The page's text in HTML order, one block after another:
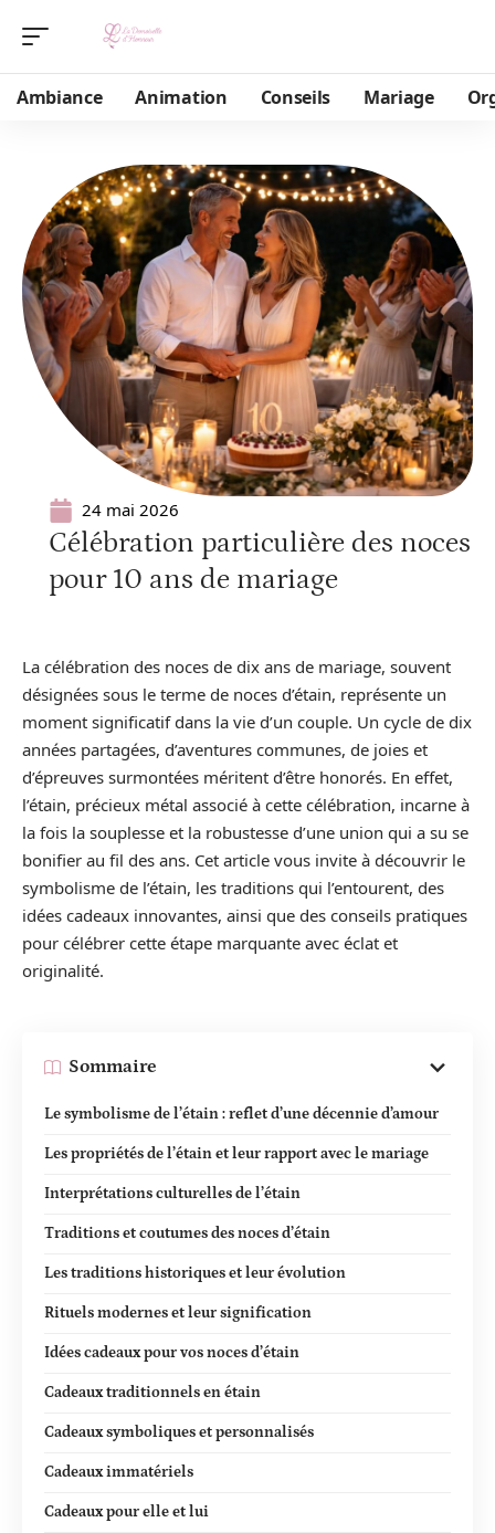
Ambiance Animation Conseils Mariage
24 mai 2026
Célébration particulière des noces
pour 10 ans de mariage
La célébration des noces de dix ans de mariage, souvent
désignées sous le terme de noces d’étain, représente un
moment significatif dans la vie d’un couple. Un cycle de dix
années partagées, d’aventures communes, de joies et
d’épreuves surmontées méritent d’être honorés. En effet,
l’étain, précieux métal associé à cette célébration, incarne à
la fois la souplesse et la robustesse d’une union qui a su se
bonifier au fil des ans. Cet article vous invite à découvrir le
symbolisme de l’étain, les traditions qui l’entourent, des
idées cadeaux innovantes, ainsi que des conseils pratiques
pour célébrer cette étape marquante avec éclat et
originalité.
Sommaire
Le symbolisme de l’étain : reflet d’une décennie d’amour
Les propriétés de l’étain et leur rapport avec le mariage
Interprétations culturelles de l’étain
Traditions et coutumes des noces d’étain
Les traditions historiques et leur évolution
Rituels modernes et leur signification
Idées cadeaux pour vos noces d’étain
Cadeaux traditionnels en étain
Cadeaux symboliques et personnalisés
Cadeaux immatériels
Cadeaux pour elle et lui